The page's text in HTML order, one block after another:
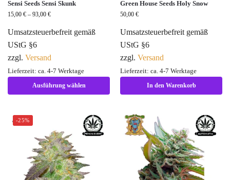
Sensi Seeds Sensi Skunk
15,00 € – 93,00 €
Umsatzsteuerbefreit gemäß
UStG §6
zzgl. Versand
Lieferzeit: ca. 4-7 Werktage
Ausführung wählen
Green House Seeds Holy Snow
50,00 €
Umsatzsteuerbefreit gemäß
UStG §6
zzgl. Versand
Lieferzeit: ca. 4-7 Werktage
In den Warenkorb
-25%